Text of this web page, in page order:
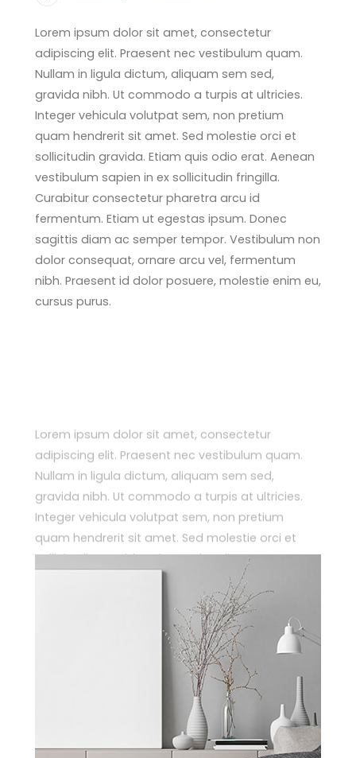
Lorem ipsum dolor sit amet, consectetur
adipiscing elit. Praesent nec vestibulum quam.
Nullam in ligula dictum, aliquam sem sed,
gravida nibh. Ut commodo a turpis at ultricies.
Integer vehicula volutpat sem, non pretium
quam hendrerit sit amet. Sed molestie orci et
sollicitudin gravida. Etiam quis odio erat. Aenean
vestibulum sapien in ex sollicitudin fringilla.
Curabitur consectetur pharetra arcu id
fermentum. Etiam ut egestas ipsum. Donec
sagittis diam ac semper tempor. Vestibulum non
dolor consequat, ornare arcu vel, fermentum
nibh. Praesent id dolor posuere, molestie enim eu,
cursus purus.
gravida nibh. Ut commodo a turpis at ultricies.
Integer vehicula volutpat sem, non pretium
quam hendrerit sit amet. Sed molestie orci et
sollicitudin gravida. Etiam quis odio erat. Integer
vehicula volutpat sem, non pretium quam
hendrerit sit amet. Sed molestie orci et
sollicitudin gravida. Etiam quis odio erat.